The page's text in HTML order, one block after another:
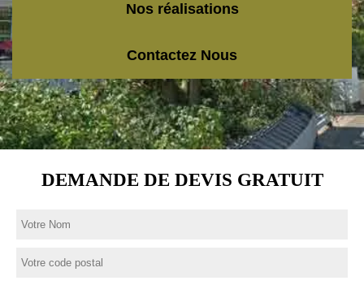
Nos réalisations
Contactez Nous
DEMANDE DE DEVIS GRATUIT